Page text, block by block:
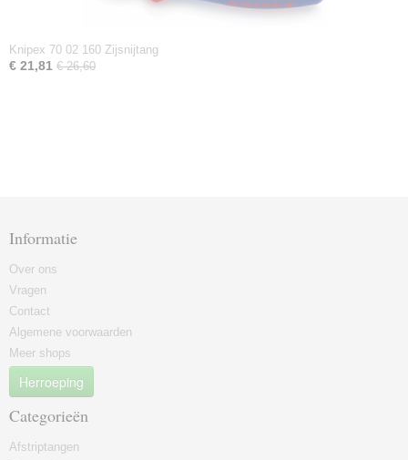
Knipex 70 02 160 Zijsnijtang
€ 21,81 € 26,60
Informatie
Over ons
Vragen
Contact
Algemene voorwaarden
Meer shops
Herroeping
Categorieën
Afstriptangen